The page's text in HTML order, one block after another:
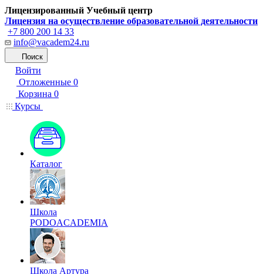
Лицензированный Учебный центр
Лицензия на осуществление образовательной деятельности
+7 800 200 14 33
info@vacadem24.ru
Поиск
Войти
Отложенные 0
Корзина 0
Курсы
Каталог
Школа
PODOACADEMIA
Школа Артура